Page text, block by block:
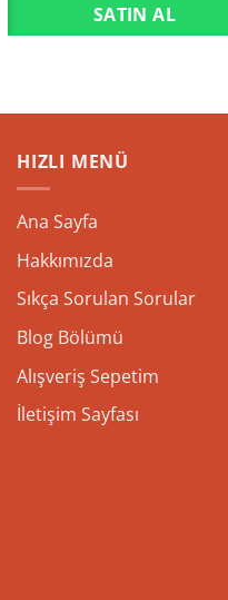
SATIN AL
HIZLI MENÜ
Ana Sayfa
Hakkımızda
Sıkça Sorulan Sorular
Blog Bölümü
Alışveriş Sepetim
İletişim Sayfası